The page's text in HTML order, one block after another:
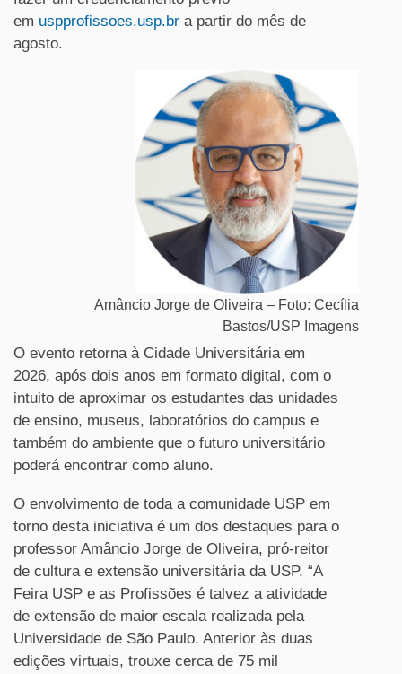
em uspprofissoes.usp.br a partir do mês de
agosto.
Amâncio Jorge de Oliveira – Foto: Cecília
Bastos/USP Imagens
O evento retorna à Cidade Universitária em
2026, após dois anos em formato digital, com o
intuito de aproximar os estudantes das unidades
de ensino, museus, laboratórios do campus e
também do ambiente que o futuro universitário
poderá encontrar como aluno.
O envolvimento de toda a comunidade USP em
torno desta iniciativa é um dos destaques para o
professor Amâncio Jorge de Oliveira, pró-reitor
de cultura e extensão universitária da USP. “A
Feira USP e as Profissões é talvez a atividade
de extensão de maior escala realizada pela
Universidade de São Paulo. Anterior às duas
edições virtuais, trouxe cerca de 75 mil